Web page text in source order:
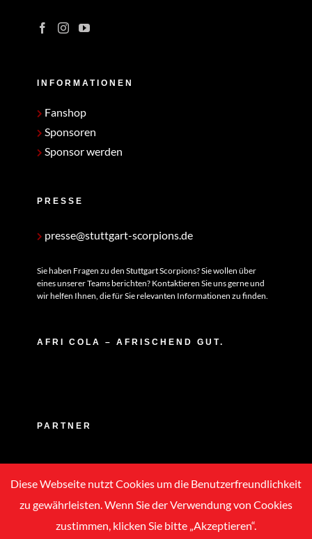
INFORMATIONEN
Fanshop
Sponsoren
Sponsor werden
PRESSE
presse@stuttgart-scorpions.de
Sie haben Fragen zu den Stuttgart Scorpions? Sie wollen über
eines unserer Teams berichten? Kontaktieren Sie uns gerne und
wir helfen Ihnen, die für Sie relevanten Informationen zu finden.
AFRI COLA – AFRISCHEND GUT.
PARTNER
Diese Webseite nutzt Cookies um die Benutzerfreundlichkeit
zu gewährleisten. Wenn Sie der Verwendung von Cookies
zustimmen, klicken Sie bitte „Akzeptieren“.